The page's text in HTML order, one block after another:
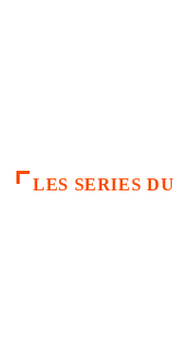
LES SERIES